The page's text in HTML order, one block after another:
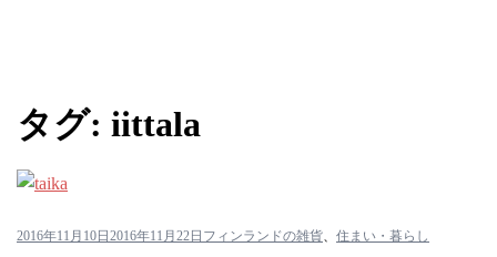
タグ: iittala
2016年11月10日2016年11月22日 フィンランドの雑貨、 住まい・暮らし